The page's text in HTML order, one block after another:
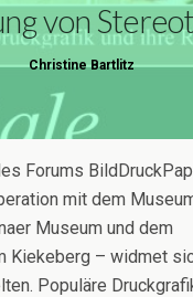
von
Christine Bartlitz
Forums
mit dem
Museum und dem
Kiekeberg – widmet
Populäre